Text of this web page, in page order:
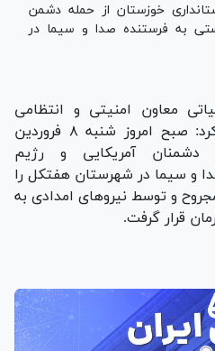
خوزستان از حمله دشمن
به فرستنده صدا و سیما در
معاون امنیتی و انتظامی
استانداری خوزستان اظهار کرد: صبح امروز شنبه ۸ فروردین
دشمنان آمریکایی و رژیم
و سیما در شهرستان هفتکل را
و توسط نیرو‌های امدادی به
قرار گرفت.